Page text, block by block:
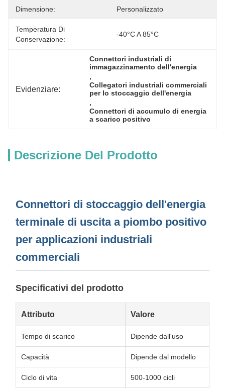
Dimensione: Personalizzato
Temperatura Di
Conservazione:
-40°C A 85°C
Evidenziare:
Connettori industriali di
immagazzinamento dell'energia
,
Collegatori industriali commerciali
per lo stoccaggio dell'energia
,
Connettori di accumulo di energia
a scarico positivo
Descrizione Del Prodotto
Connettori di stoccaggio dell'energia
terminale di uscita a piombo positivo
per applicazioni industriali
commerciali
Specificativi del prodotto
Attributo Valore
Tempo di scarico Dipende dall'uso
Capacità Dipende dal modello
Ciclo di vita 500-1000 cicli